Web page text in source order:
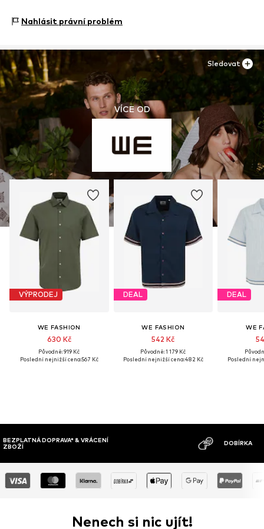
3542AD Utecht
wecustomerservice@wefashion.com
Nahlásit právní problém
VÍCE OD
VÝPRODEJ
WE FASHION
630 Kč
Původně: 919 Kč
Poslední nejnižší cena:567 Kč
DEAL
WE FASHION
542 Kč
Původně: 1 179 Kč
Poslední nejnižší cena:482 Kč
DEAL
WE
Poslední
Sledovat
DOBÍRKA
MOŽNOST
DNŮ
Nenech si nic ujít!